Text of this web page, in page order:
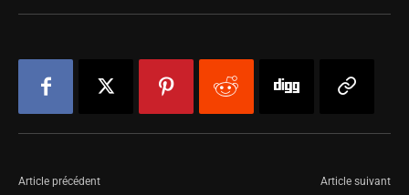
Article précédent Article suivant